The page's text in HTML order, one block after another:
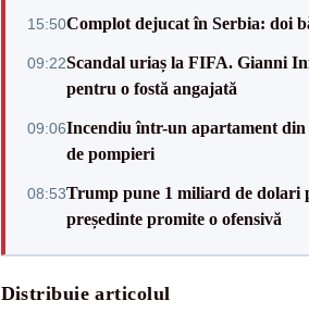
15:50Complot dejucat în Serbia: doi
09:22Scandal uriaș la FIFA. Gianni
pentru o fostă angajată
09:06Incendiu într-un apartament din
de pompieri
08:53Trump pune 1 miliard de dolari
președinte promite o ofensivă
Distribuie articolul